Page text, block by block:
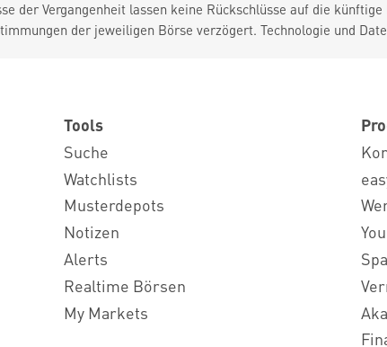
der Vergangenheit lassen keine Rückschlüsse auf die
der jeweiligen Börse verzögert. Technologie und
Tools
Suche
Watchlists
Musterdepots
Notizen
Alerts
Realtime Börsen
My Markets